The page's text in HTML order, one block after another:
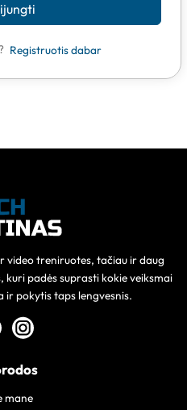
Registruotis dabar
video treniruotes, tačiau ir daug
padės suprasti kokie veiksmai
pokytis taps lengvesnis.
mane